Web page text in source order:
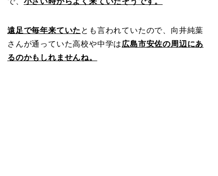
遠足で毎年来ていた とも言われていたので、向井純葉
さんが通っていた高校や中学は広島市安佐の周辺にあ
るのかもしれませんね。